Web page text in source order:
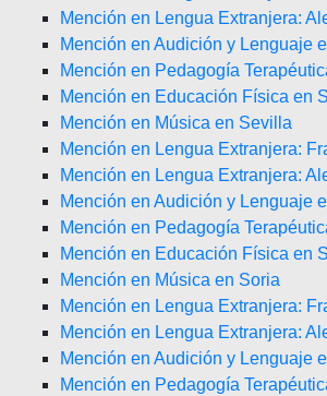
Mención en Lengua Extranjera:
Mención en Audición y Lenguaje
Mención en Pedagogía
Mención en Educación Física en
Mención en Música en Sevilla
Mención en Lengua Extranjera:
Mención en Lengua Extranjera:
Mención en Audición y Lenguaje
Mención en Pedagogía
Mención en Educación Física en
Mención en Música en Soria
Mención en Lengua Extranjera:
Mención en Lengua Extranjera:
Mención en Audición y Lenguaje
Mención en Pedagogía